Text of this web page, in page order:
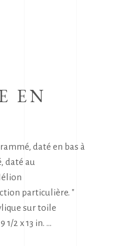
EN
daté en bas à
daté au
particulière. "
sur toile
1/2 x 13 in.